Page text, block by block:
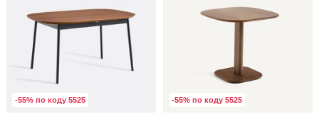
-55% по коду 5525 -55% по коду 5525